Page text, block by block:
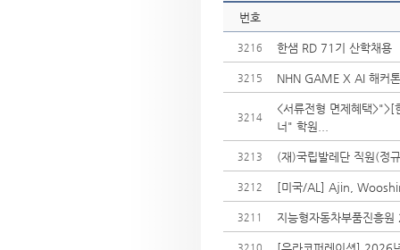
번호
3216 한샘 RD 71기 산학채용
3215 NHN GAME X AI 해커
3214
<서류전형 면제혜택>">[
너" 학원...
3213 (재)국립발레단 직원(정
3212 [미국/AL] Ajin,
3211 지능형자동차부품진흥
3210